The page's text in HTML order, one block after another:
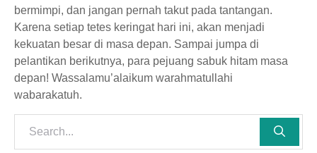
bermimpi, dan jangan pernah takut pada tantangan.
Karena setiap tetes keringat hari ini, akan menjadi
kekuatan besar di masa depan. Sampai jumpa di
pelantikan berikutnya, para pejuang sabuk hitam masa
depan! Wassalamu’alaikum warahmatullahi
wabarakatuh.